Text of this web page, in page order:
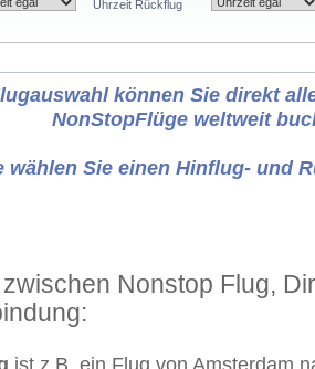
Uhrzeit Rückflug
können Sie direkt
NonStopFlüge weltweit
wählen Sie einen Hinflug- und
Nonstop Flug,
ist z.B. ein Flug von Amsterdam